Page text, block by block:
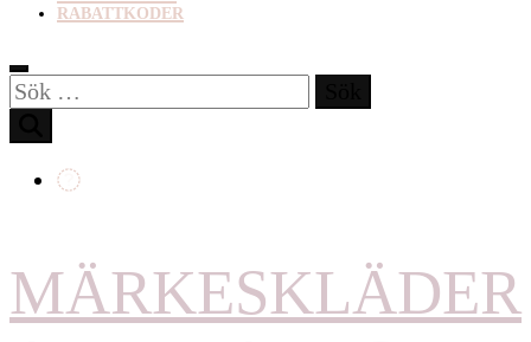
RABATTKODER
Sök
efter:
MÄRKESKLÄDER